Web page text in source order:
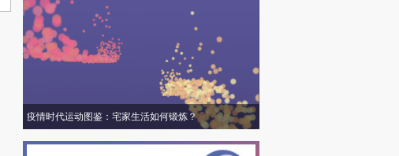
疫情时代运动图鉴：宅家生活如何锻炼？